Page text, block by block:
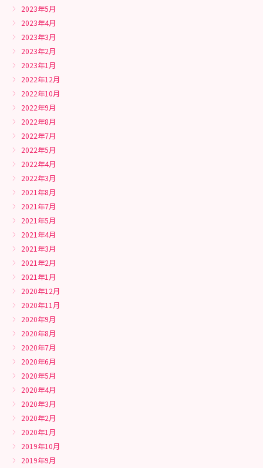
2023年5月
2023年4月
2023年3月
2023年2月
2023年1月
2022年12月
2022年10月
2022年9月
2022年8月
2022年7月
2022年5月
2022年4月
2022年3月
2021年8月
2021年7月
2021年5月
2021年4月
2021年3月
2021年2月
2021年1月
2020年12月
2020年11月
2020年9月
2020年8月
2020年7月
2020年6月
2020年5月
2020年4月
2020年3月
2020年2月
2020年1月
2019年10月
2019年9月